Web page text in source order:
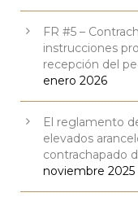
FR #5 –
instrucciones
recepción del
enero 2026
El reglamento
elevados
contrachapado
noviembre 2025